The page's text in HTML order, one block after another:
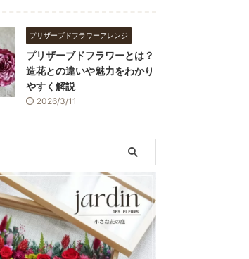
プリザーブドフラワーアレンジ
プリザーブドフラワーとは？
造花との違いや魅力をわかり
やすく解説
2026/3/11